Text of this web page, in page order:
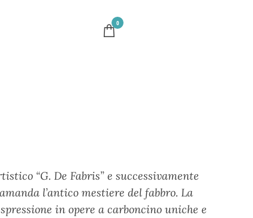
0
“G. De Fabris” e successivamente
l’antico mestiere del fabbro. La
in opere a carboncino uniche e